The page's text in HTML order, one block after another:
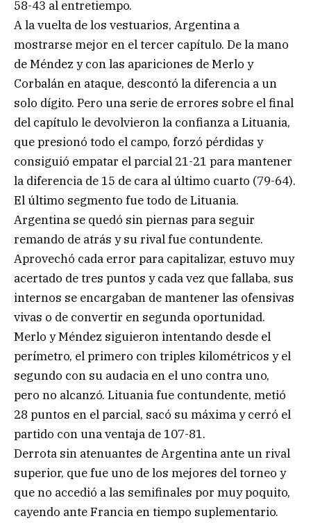
58-43 al entretiempo.
A la vuelta de los vestuarios, Argentina a
mostrarse mejor en el tercer capítulo. De la mano
de Méndez y con las apariciones de Merlo y
Corbalán en ataque, descontó la diferencia a un
solo dígito. Pero una serie de errores sobre el final
del capítulo le devolvieron la confianza a Lituania,
que presionó todo el campo, forzó pérdidas y
consiguió empatar el parcial 21-21 para mantener
la diferencia de 15 de cara al último cuarto (79-64).
El último segmento fue todo de Lituania.
Argentina se quedó sin piernas para seguir
remando de atrás y su rival fue contundente.
Aprovechó cada error para capitalizar, estuvo muy
acertado de tres puntos y cada vez que fallaba, sus
internos se encargaban de mantener las ofensivas
vivas o de convertir en segunda oportunidad.
Merlo y Méndez siguieron intentando desde el
perímetro, el primero con triples kilométricos y el
segundo con su audacia en el uno contra uno,
pero no alcanzó. Lituania fue contundente, metió
28 puntos en el parcial, sacó su máxima y cerró el
partido con una ventaja de 107-81.
Derrota sin atenuantes de Argentina ante un rival
superior, que fue uno de los mejores del torneo y
que no accedió a las semifinales por muy poquito,
cayendo ante Francia en tiempo suplementario.